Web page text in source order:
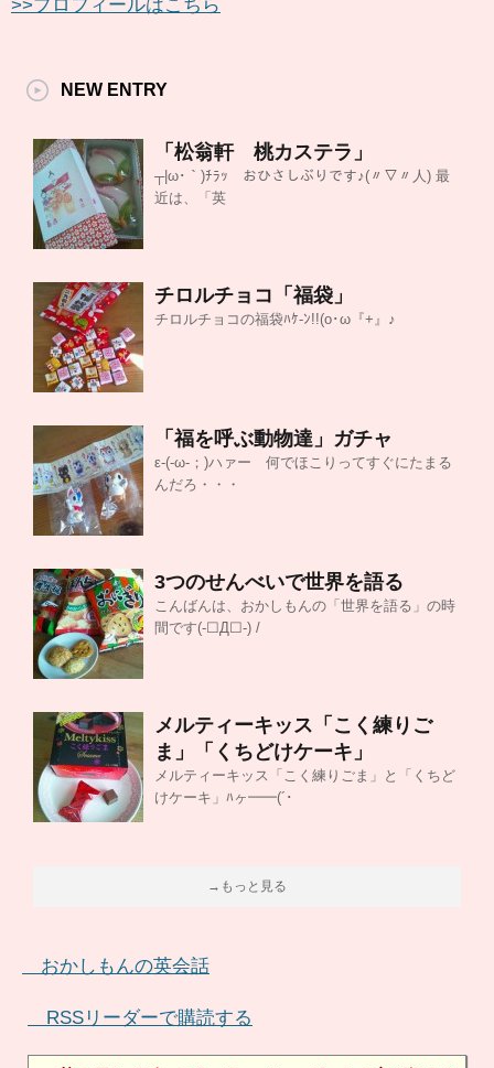
>>プロフィールはこちら
NEW ENTRY
「松翁軒 桃カステラ」
┬|ω･｀)ﾁﾗｯ おひさしぶりです♪(〃▽〃人) 最
近は、「英
チロルチョコ「福袋」
チロルチョコの福袋ﾊｹ-ﾝ!!(o･ω『+』♪
「福を呼ぶ動物達」ガチャ
ε-(‐ω‐；)ハァー 何でほこりってすぐにたまる
んだろ・・・
3つのせんべいで世界を語る
こんばんは、おかしもんの「世界を語る」の時
間です(-☐Д☐-) /
メルティーキッス「こく練りご
ま」「くちどけケーキ」
メルティーキッス「こく練りごま」と「くちど
けケーキ」ﾊヶ━━(´･
→もっと見る
おかしもんの英会話
RSSリーダーで購読する